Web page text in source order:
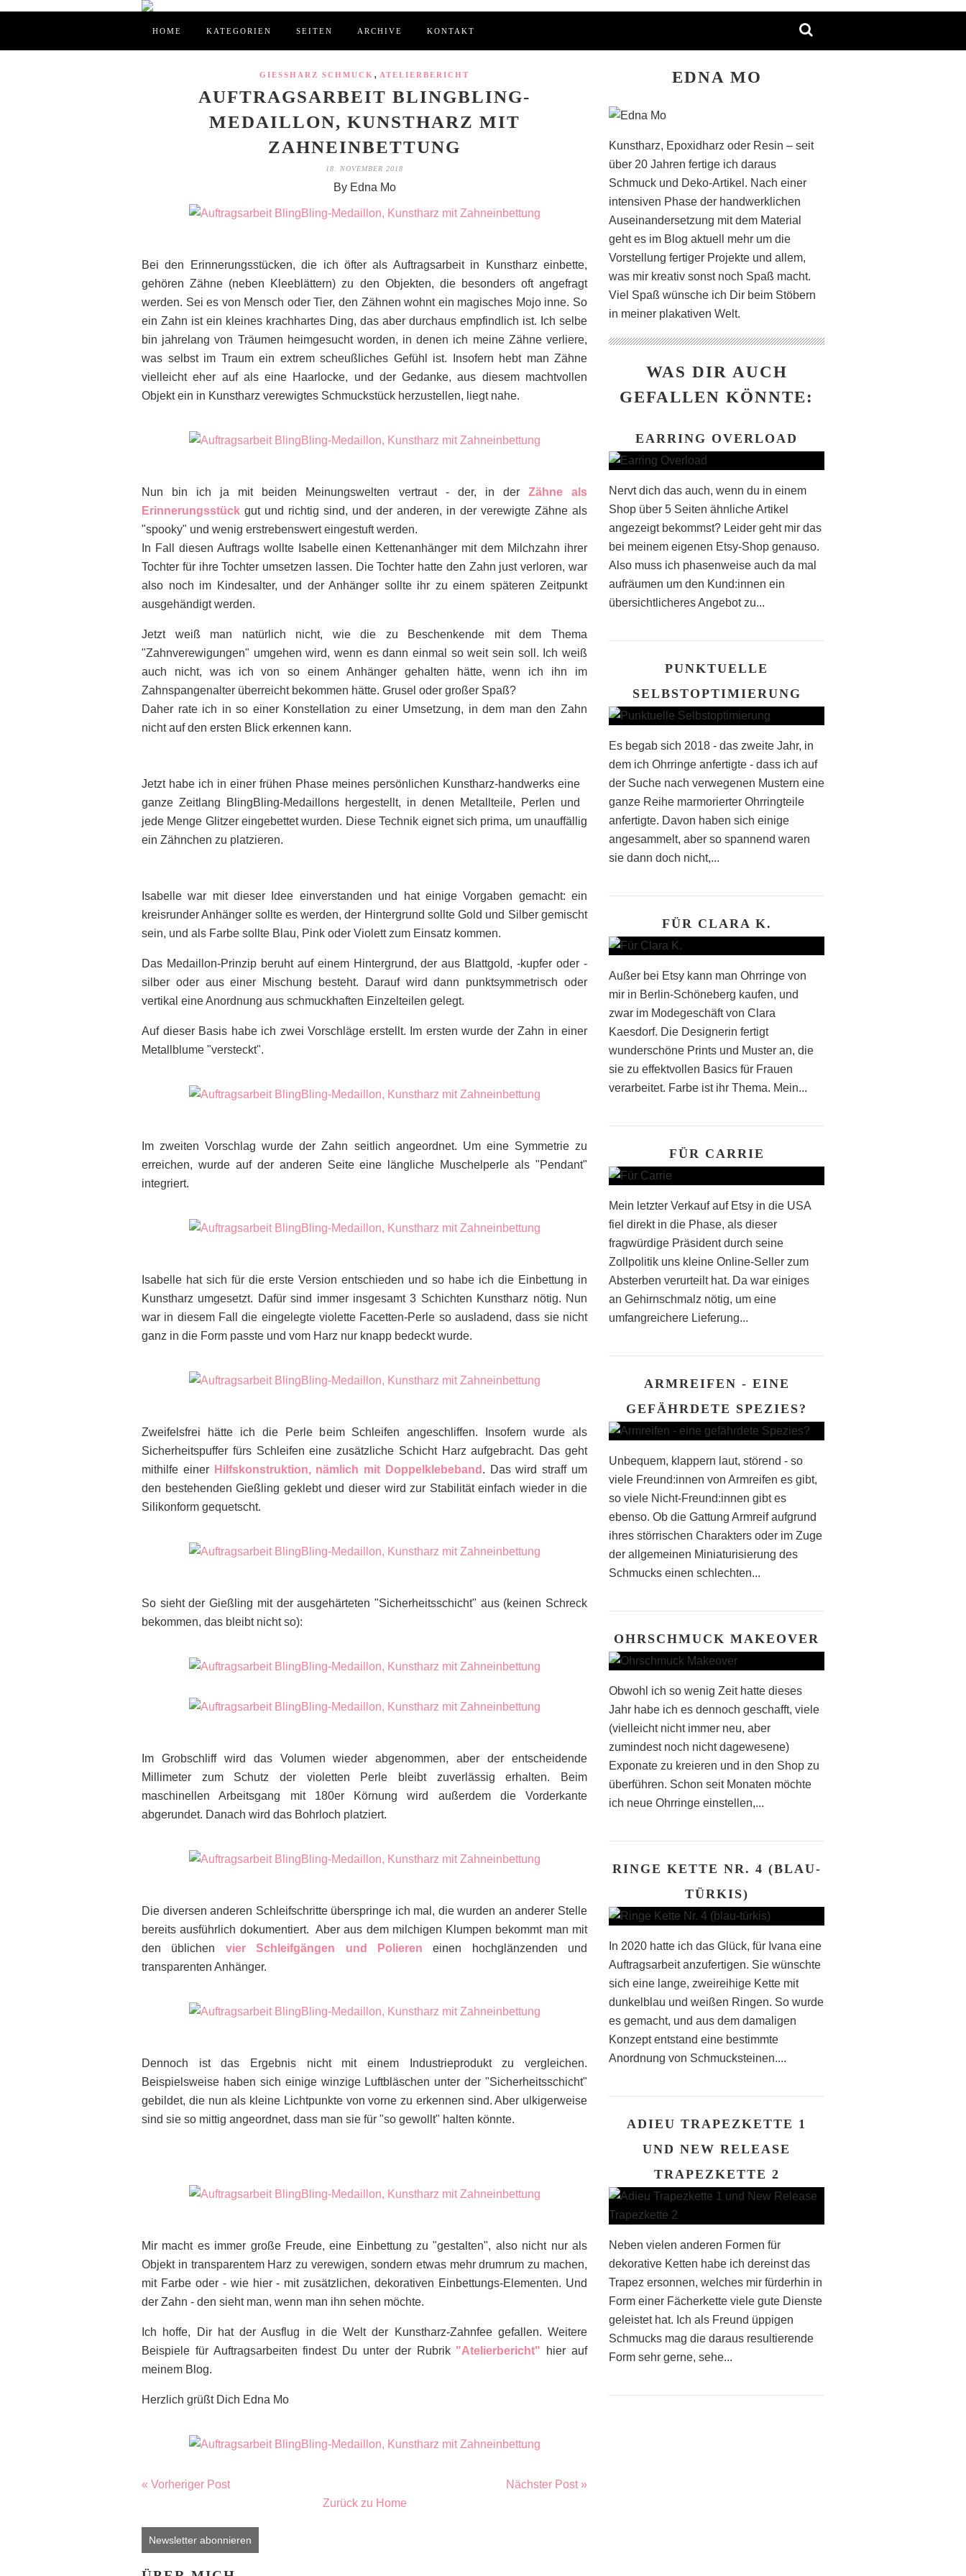
HOME KATEGORIEN SEITEN ARCHIVE KONTAKT
GIESSHARZ SCHMUCK , ATELIERBERICHT
AUFTRAGSARBEIT BLINGBLING-
MEDAILLON, KUNSTHARZ MIT
ZAHNEINBETTUNG
18. NOVEMBER 2018
By Edna Mo
Bei den Erinnerungsstücken, die ich öfter als Auftragsarbeit in Kunstharz einbette,
gehören Zähne (neben Kleeblättern) zu den Objekten, die besonders oft angefragt
werden. Sei es von Mensch oder Tier, den Zähnen wohnt ein magisches Mojo inne. So
ein Zahn ist ein kleines krachhartes Ding, das aber durchaus empfindlich ist. Ich selbe
bin jahrelang von Träumen heimgesucht worden, in denen ich meine Zähne verliere,
was selbst im Traum ein extrem scheußliches Gefühl ist. Insofern hebt man Zähne
vielleicht eher auf als eine Haarlocke, und der Gedanke, aus diesem machtvollen
Objekt ein in Kunstharz verewigtes Schmuckstück herzustellen, liegt nahe.
Nun bin ich ja mit beiden Meinungswelten vertraut - der, in der Zähne als
Erinnerungsstück gut und richtig sind, und der anderen, in der verewigte Zähne als
"spooky" und wenig erstrebenswert eingestuft werden.
In Fall diesen Auftrags wollte Isabelle einen Kettenanhänger mit dem Milchzahn ihrer
Tochter für ihre Tochter umsetzen lassen. Die Tochter hatte den Zahn just verloren, war
also noch im Kindesalter, und der Anhänger sollte ihr zu einem späteren Zeitpunkt
ausgehändigt werden.
Jetzt weiß man natürlich nicht, wie die zu Beschenkende mit dem Thema
"Zahnverewigungen" umgehen wird, wenn es dann einmal so weit sein soll. Ich weiß
auch nicht, was ich von so einem Anhänger gehalten hätte, wenn ich ihn im
Zahnspangenalter überreicht bekommen hätte. Grusel oder großer Spaß?
Daher rate ich in so einer Konstellation zu einer Umsetzung, in dem man den Zahn
nicht auf den ersten Blick erkennen kann.
Jetzt habe ich in einer frühen Phase meines persönlichen Kunstharz-handwerks eine
ganze Zeitlang BlingBling-Medaillons hergestellt, in denen Metallteile, Perlen und
jede Menge Glitzer eingebettet wurden. Diese Technik eignet sich prima, um unauffällig
ein Zähnchen zu platzieren.
Isabelle war mit dieser Idee einverstanden und hat einige Vorgaben gemacht: ein
kreisrunder Anhänger sollte es werden, der Hintergrund sollte Gold und Silber gemischt
sein, und als Farbe sollte Blau, Pink oder Violett zum Einsatz kommen.
Das Medaillon-Prinzip beruht auf einem Hintergrund, der aus Blattgold, -kupfer oder -
silber oder aus einer Mischung besteht. Darauf wird dann punktsymmetrisch oder
vertikal eine Anordnung aus schmuckhaften Einzelteilen gelegt.
Auf dieser Basis habe ich zwei Vorschläge erstellt. Im ersten wurde der Zahn in einer
Metallblume "versteckt".
Im zweiten Vorschlag wurde der Zahn seitlich angeordnet. Um eine Symmetrie zu
erreichen, wurde auf der anderen Seite eine längliche Muschelperle als "Pendant"
integriert.
Isabelle hat sich für die erste Version entschieden und so habe ich die Einbettung in
Kunstharz umgesetzt. Dafür sind immer insgesamt 3 Schichten Kunstharz nötig. Nun
war in diesem Fall die eingelegte violette Facetten-Perle so ausladend, dass sie nicht
ganz in die Form passte und vom Harz nur knapp bedeckt wurde.
Zweifelsfrei hätte ich die Perle beim Schleifen angeschliffen. Insofern wurde als
Sicherheitspuffer fürs Schleifen eine zusätzliche Schicht Harz aufgebracht. Das geht
mithilfe einer Hilfskonstruktion, nämlich mit Doppelklebeband . Das wird straff um
den bestehenden Gießling geklebt und dieser wird zur Stabilität einfach wieder in die
Silikonform gequetscht.
So sieht der Gießling mit der ausgehärteten "Sicherheitsschicht" aus (keinen Schreck
bekommen, das bleibt nicht so):
Im Grobschliff wird das Volumen wieder abgenommen, aber der entscheidende
Millimeter zum Schutz der violetten Perle bleibt zuverlässig erhalten. Beim
maschinellen Arbeitsgang mit 180er Körnung wird außerdem die Vorderkante
abgerundet. Danach wird das Bohrloch platziert.
Die diversen anderen Schleifschritte überspringe ich mal, die wurden an anderer Stelle
bereits ausführlich dokumentiert. Aber aus dem milchigen Klumpen bekommt man mit
den üblichen vier Schleifgängen und Polieren einen hochglänzenden und
transparenten Anhänger.
Dennoch ist das Ergebnis nicht mit einem Industrieprodukt zu vergleichen.
Beispielsweise haben sich einige winzige Luftbläschen unter der "Sicherheitsschicht"
gebildet, die nun als kleine Lichtpunkte von vorne zu erkennen sind. Aber ulkigerweise
sind sie so mittig angeordnet, dass man sie für "so gewollt" halten könnte.
Mir macht es immer große Freude, eine Einbettung zu "gestalten", also nicht nur als
Objekt in transparentem Harz zu verewigen, sondern etwas mehr drumrum zu machen,
mit Farbe oder - wie hier - mit zusätzlichen, dekorativen Einbettungs-Elementen. Und
der Zahn - den sieht man, wenn man ihn sehen möchte.
Ich hoffe, Dir hat der Ausflug in die Welt der Kunstharz-Zahnfee gefallen. Weitere
Beispiele für Auftragsarbeiten findest Du unter der Rubrik "Atelierbericht" hier auf
meinem Blog.
Herzlich grüßt Dich Edna Mo
« Vorheriger Post
Nächster Post »
Zurück zu Home
Newsletter abonnieren
EDNA MO
Kunstharz, Epoxidharz oder Resin – seit
über 20 Jahren fertige ich daraus
Schmuck und Deko-Artikel. Nach einer
intensiven Phase der handwerklichen
Auseinandersetzung mit dem Material
geht es im Blog aktuell mehr um die
Vorstellung fertiger Projekte und allem,
was mir kreativ sonst noch Spaß macht.
Viel Spaß wünsche ich Dir beim Stöbern
in meiner plakativen Welt.
WAS DIR AUCH
GEFALLEN KÖNNTE:
EARRING OVERLOAD
Nervt dich das auch, wenn du in einem
Shop über 5 Seiten ähnliche Artikel
angezeigt bekommst? Leider geht mir das
bei meinem eigenen Etsy-Shop genauso.
Also muss ich phasenweise auch da mal
aufräumen um den Kund:innen ein
übersichtlicheres Angebot zu...
PUNKTUELLE
SELBSTOPTIMIERUNG
Es begab sich 2018 - das zweite Jahr, in
dem ich Ohrringe anfertigte - dass ich auf
der Suche nach verwegenen Mustern eine
ganze Reihe marmorierter Ohrringteile
anfertigte. Davon haben sich einige
angesammelt, aber so spannend waren
sie dann doch nicht,...
FÜR CLARA K.
Außer bei Etsy kann man Ohrringe von
mir in Berlin-Schöneberg kaufen, und
zwar im Modegeschäft von Clara
Kaesdorf. Die Designerin fertigt
wunderschöne Prints und Muster an, die
sie zu effektvollen Basics für Frauen
verarbeitet. Farbe ist ihr Thema. Mein...
FÜR CARRIE
Mein letzter Verkauf auf Etsy in die USA
fiel direkt in die Phase, als dieser
fragwürdige Präsident durch seine
Zollpolitik uns kleine Online-Seller zum
Absterben verurteilt hat. Da war einiges
an Gehirnschmalz nötig, um eine
umfangreichere Lieferung...
ARMREIFEN - EINE
GEFÄHRDETE SPEZIES?
Unbequem, klappern laut, störend - so
viele Freund:innen von Armreifen es gibt,
so viele Nicht-Freund:innen gibt es
ebenso. Ob die Gattung Armreif aufgrund
ihres störrischen Charakters oder im Zuge
der allgemeinen Miniaturisierung des
Schmucks einen schlechten...
OHRSCHMUCK MAKEOVER
Obwohl ich so wenig Zeit hatte dieses
Jahr habe ich es dennoch geschafft, viele
(vielleicht nicht immer neu, aber
zumindest noch nicht dagewesene)
Exponate zu kreieren und in den Shop zu
überführen. Schon seit Monaten möchte
ich neue Ohrringe einstellen,...
RINGE KETTE NR. 4 (BLAU-
TÜRKIS)
In 2020 hatte ich das Glück, für Ivana eine
Auftragsarbeit anzufertigen. Sie wünschte
sich eine lange, zweireihige Kette mit
dunkelblau und weißen Ringen. So wurde
es gemacht, und aus dem damaligen
Konzept entstand eine bestimmte
Anordnung von Schmucksteinen....
ADIEU TRAPEZKETTE 1
UND NEW RELEASE
TRAPEZKETTE 2
Neben vielen anderen Formen für
dekorative Ketten habe ich dereinst das
Trapez ersonnen, welches mir fürderhin in
Form einer Fächerkette viele gute Dienste
geleistet hat. Ich als Freund üppigen
Schmucks mag die daraus resultierende
Form sehr gerne, sehe...